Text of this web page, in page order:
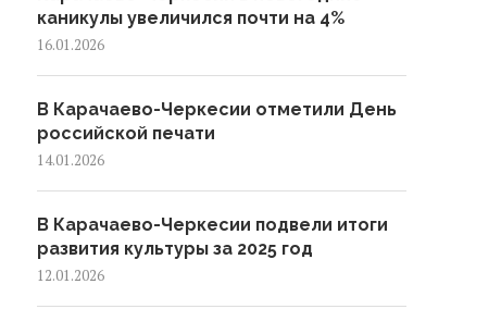
каникулы увеличился почти на 4%
16.01.2026
В Карачаево-Черкесии отметили День
российской печати
14.01.2026
В Карачаево-Черкесии подвели итоги
развития культуры за 2025 год
12.01.2026